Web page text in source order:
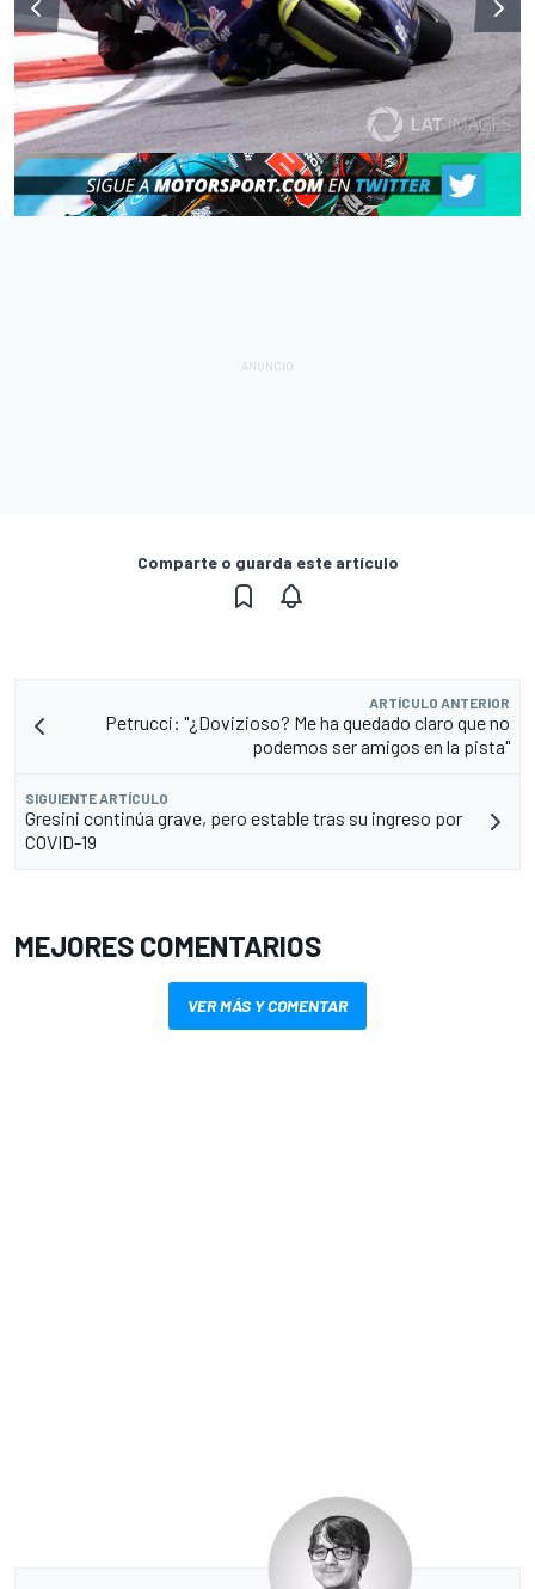
Comparte o guarda este artículo
ARTÍCULO ANTERIOR
Petrucci: "¿Dovizioso? Me ha quedado claro que no
podemos ser amigos en la pista"
SIGUIENTE ARTÍCULO
Gresini continúa grave, pero estable tras su ingreso por
COVID-19
MEJORES COMENTARIOS
VER MÁS Y COMENTAR